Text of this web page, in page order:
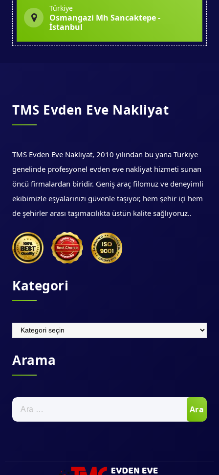
Türkiye
Osmangazi Mh Sancaktepe -
İstanbul
TMS Evden Eve Nakliyat
TMS Evden Eve Nakliyat, 2010 yılından bu yana Türkiye
genelinde profesyonel evden eve nakliyat hizmeti sunan
öncü firmalardan biridir. Geniş araç filomuz ve deneyimli
ekibimizle eşyalarınızı güvenle taşıyor, hem şehir içi hem
de şehirler arası taşımacılıkta üstün kalite sağlıyoruz..
Kategori
Kategori
Arama
Arama: